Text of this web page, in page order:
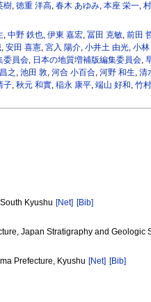
樹,徳重 洋高,春木 あゆみ,本座 栄一,
,中野 鉄也,伊東 嘉宏,冨田 克敏,前田
, 安田 喜憲, 宮入 陽介, 小井土 由光, 小
委員会, 日本の地質増補版編集委員会,
之 , 池田 敦, 河合 小百合, 河野 和生, 清
子, 秋元 和實, 稲永 康平, 端山 好和, 竹
Kyushu [Net] [Bib]
Japan Stratigraphy and Geologic
Prefecture, Kyushu [Net] [Bib]